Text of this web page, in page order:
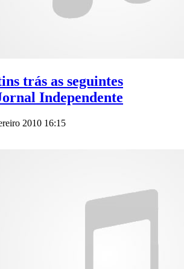
trás as seguintes
Independente
2010 16:15